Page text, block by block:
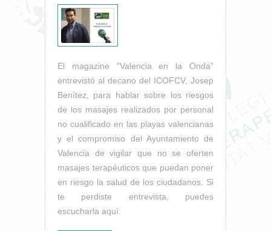
El magazine “Valencia en la Onda”
entrevistó al decano del ICOFCV, Josep
Benítez, para hablar sobre los riesgos
de los masajes realizados por personal
no cualificado en las playas valencianas
y el compromiso del Ayuntamiento de
Valencia de vigilar que no se oferten
masajes terapéuticos que puedan poner
en riesgo la salud de los ciudadanos. Si
te perdiste entrevista, puedes
escucharla aquí.